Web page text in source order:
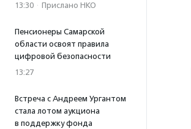
13:30 · Прислано НКО
Пенсионеры Самарской
области освоят правила
цифровой безопасности
13:27
Встреча с Андреем Ургантом
стала лотом аукциона
в поддержку фонда